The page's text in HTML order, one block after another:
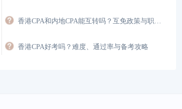
香港CPA好考吗？难度、通过率与备考攻略